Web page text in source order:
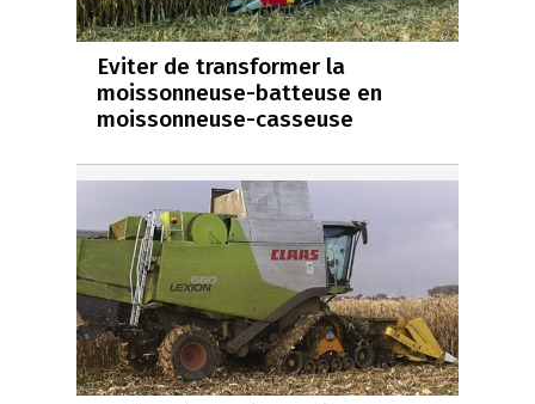
Eviter de transformer la
moissonneuse-batteuse en
moissonneuse-casseuse